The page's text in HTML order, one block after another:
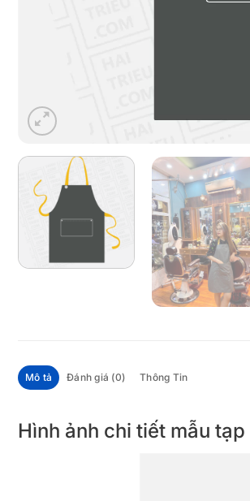
Mô tả Đánh giá (0) Thông Tin
Hình ảnh chi tiết mẫu